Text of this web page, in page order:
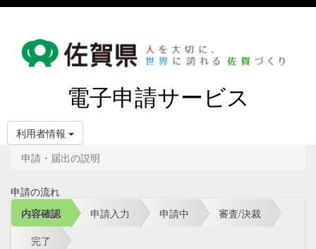
電子申請サービス
利用者情報
申請・届出の説明
申請の流れ
内容確認
申請入力 申請中
審査/決裁
完了